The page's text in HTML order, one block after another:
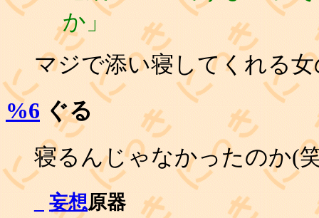
か」
マジで添い寝してくれる
%6 ぐる
寝るんじゃなかったのか(
妄想原器